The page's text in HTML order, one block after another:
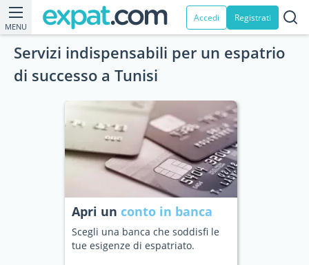
MENU
Accedi Registrati
Servizi indispensabili per un espatrio
di successo a Tunisi
Apri un conto in banca
Scegli una banca che soddisfi le
tue esigenze di espatriato.